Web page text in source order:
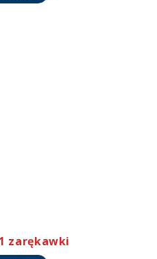
zarękawki